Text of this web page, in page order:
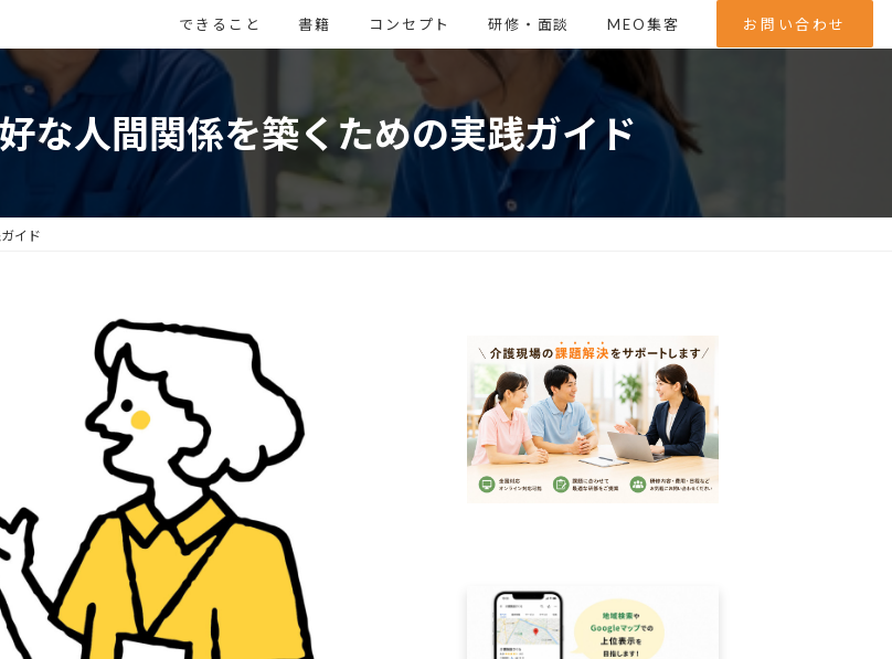
できること 書籍 コンセプト 研修・面談 MEO集客 お問い合わせ
な人間関係を築くための実践ガイド
イド